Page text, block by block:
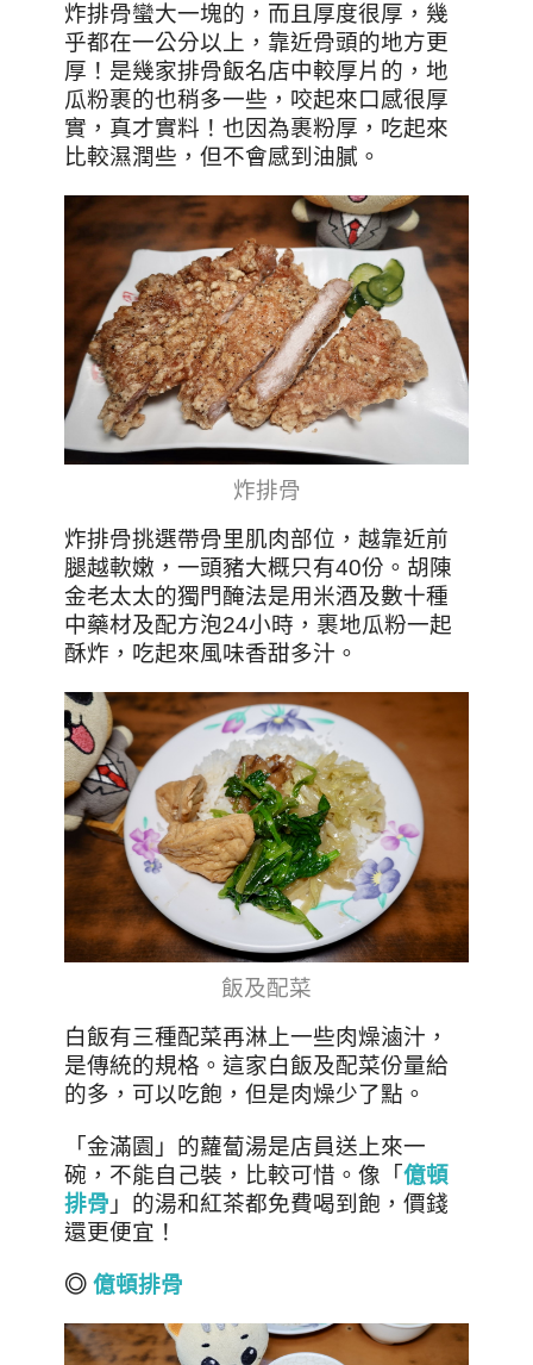
炸排骨蠻大一塊的，而且厚度很厚，幾
乎都在一公分以上，靠近骨頭的地方更
厚！是幾家排骨飯名店中較厚片的，地
瓜粉裹的也稍多一些，咬起來口感很厚
實，真才實料！也因為裹粉厚，吃起來
比較濕潤些，但不會感到油膩 。
炸排骨
炸排骨挑選帶骨里肌肉部位，越靠近前
腿越軟嫩，一頭豬大概只有40份。胡陳
金老太太的獨門醃法是用米酒及數十種
中藥材及配方泡24小時，裹地瓜粉一起
酥炸，吃起來風味香甜多汁。
飯及配菜
白飯有三種配菜再淋上一些肉燥滷汁，
是傳統的規格 。這家白飯及配菜份量給
的多，可以吃飽，但是肉燥少了點 。
「金滿園」的蘿蔔湯是店員送上來一
碗，不能自己裝，比較可惜 。像「 億頓
排骨 」的湯和紅茶都免費喝到飽，價錢
還更便宜！
◎ 億頓排骨